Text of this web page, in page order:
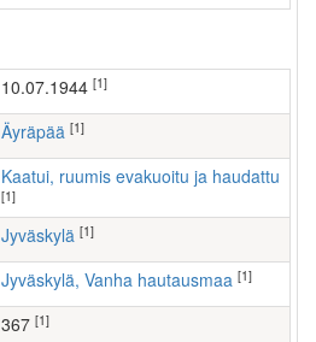
10.07.1944 [1]
Äyräpää [1]
Kaatui, ruumis evakuoitu ja haudattu
[1]
Jyväskylä [1]
Jyväskylä, Vanha hautausmaa [1]
367 [1]